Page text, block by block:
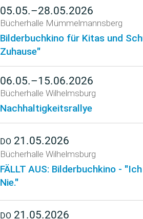
05.05.–28.05.2026
Bücherhalle Mümmelmannsberg
Bilderbuchkino für Kitas und
Zuhause"
06.05.–15.06.2026
Bücherhalle Wilhelmsburg
Nachhaltigkeitsrallye
DO 21.05.2026
Bücherhalle Wilhelmsburg
FÄLLT AUS: Bilderbuchkino -
Nie."
DO 21.05.2026